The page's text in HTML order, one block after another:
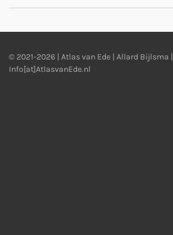
© 2021-2026 | Atlas van Ede | Allard Bijlsma |
Info[at]AtlasvanEde.nl